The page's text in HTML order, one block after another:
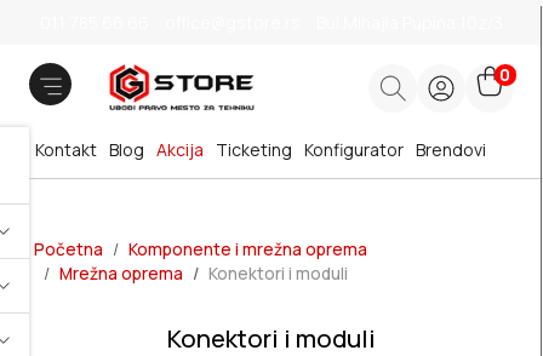
0
Brendovi
Blog Akcija
Kontakt Ticketing Konfigurator
Početna
Komponente i mrežna oprema
Mrežna oprema
Konektori i moduli
Konektori i moduli